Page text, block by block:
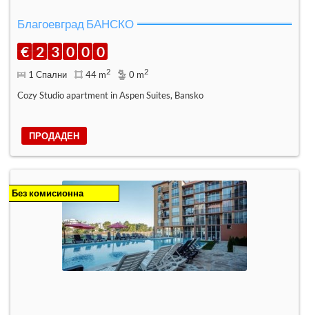
Благоевград БАНСКО
€ 2 3 0 0 0
1 Спални 44 m2 0 m2
Cozy Studio apartment in Aspen Suites, Bansko
ПРОДАДЕН
Без комисионна